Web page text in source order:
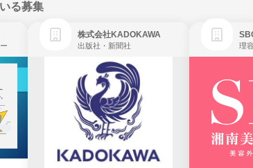
る募集
株式会社KADOKAWA
出版社・新聞社